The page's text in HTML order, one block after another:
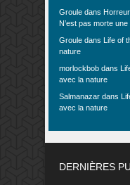
Groule dans
N’est pas morte
Groule dans Life of
nature
morlockbob dans
avec la nature
Salmanazar dans
avec la nature
DERNIÈRES